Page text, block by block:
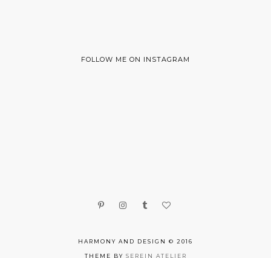
FOLLOW ME ON INSTAGRAM
HARMONY AND DESIGN © 2016
THEME BY SEREIN ATELIER